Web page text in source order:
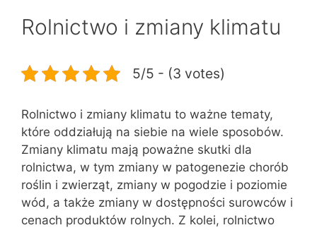
Rolnictwo i zmiany klimatu
5/5 - (3 votes)
Rolnictwo i zmiany klimatu to ważne tematy,
które oddziałują na siebie na wiele sposobów.
Zmiany klimatu mają poważne skutki dla
rolnictwa, w tym zmiany w patogenezie chorób
roślin i zwierząt, zmiany w pogodzie i poziomie
wód, a także zmiany w dostępności surowców i
cenach produktów rolnych. Z kolei, rolnictwo